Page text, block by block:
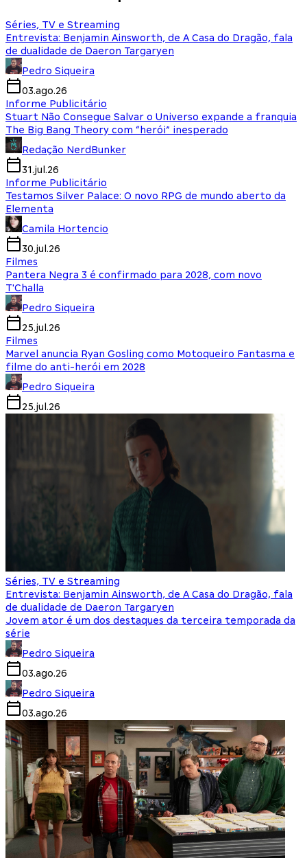
Séries, TV e Streaming
Entrevista: Benjamin Ainsworth, de A Casa do Dragão, fala
de dualidade de Daeron Targaryen
Pedro Siqueira
03.ago.26
Informe Publicitário
Stuart Não Consegue Salvar o Universo expande a franquia
The Big Bang Theory com “herói” inesperado
Redação NerdBunker
31.jul.26
Informe Publicitário
Testamos Silver Palace: O novo RPG de mundo aberto da
Elementa
Camila Hortencio
30.jul.26
Filmes
Pantera Negra 3 é confirmado para 2028, com novo
T'Challa
Pedro Siqueira
25.jul.26
Filmes
Marvel anuncia Ryan Gosling como Motoqueiro Fantasma e
filme do anti-herói em 2028
Pedro Siqueira
25.jul.26
Séries, TV e Streaming
Entrevista: Benjamin Ainsworth, de A Casa do Dragão, fala
de dualidade de Daeron Targaryen
Jovem ator é um dos destaques da terceira temporada da
série
Pedro Siqueira
03.ago.26
Pedro Siqueira
03.ago.26